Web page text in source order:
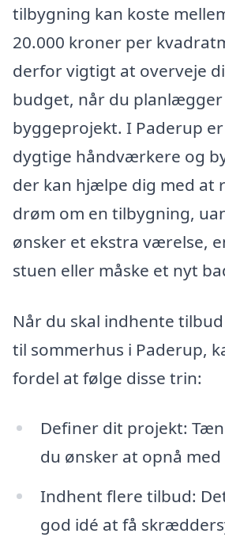
tilbygning kan koste
20.000 kroner per
derfor vigtigt at overveje
budget, når du
byggeprojekt. I Paderup
dygtige håndværkere og
der kan hjælpe dig med at
drøm om en tilbygning,
ønsker et ekstra værelse,
stuen eller måske et nyt
Når du skal indhente
til sommerhus i Paderup,
fordel at følge disse trin:
Definer dit projekt:
du ønsker at opnå
Indhent flere tilbud:
god idé at få